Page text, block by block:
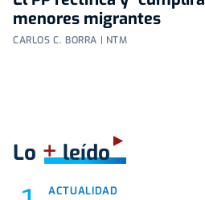
menores migrantes
CARLOS C. BORRA | NTM
Lo +leído
ACTUALIDAD